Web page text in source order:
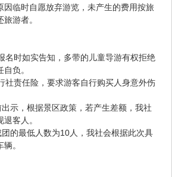
因临时自愿放弃游览，未产生的费用按旅
游者。
名时如实告知，多带的儿童导游有权拒绝
负。
社责任险，要求游客自行购买人身意外伤
示，根据景区政策，若产生差额，我社
客人。
的最低人数为10人，我社会根据此次具
。